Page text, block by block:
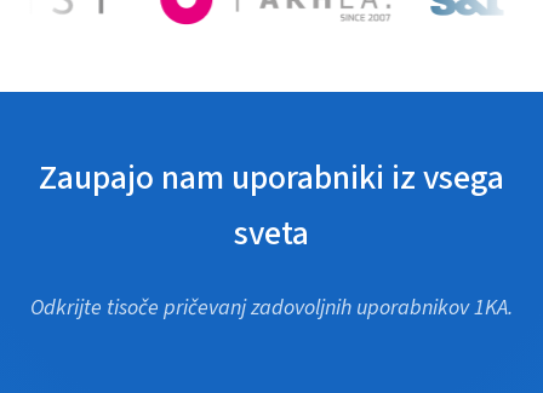
Zaupajo nam uporabniki iz vsega
sveta
Odkrijte tisoče pričevanj zadovoljnih uporabnikov 1KA.